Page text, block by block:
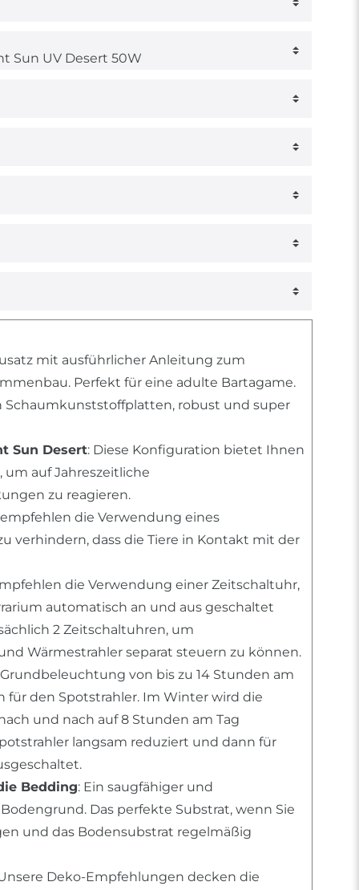
mit ausführlicher Anleitung zum
Perfekt für eine adulte Bartagame.
Schaumkunststoffplatten, robust und super
Sun Desert: Diese Konfiguration bietet Ihnen
auf Jahreszeitliche
zu reagieren.
die Verwendung eines
verhindern, dass die Tiere in Kontakt mit der
die Verwendung einer Zeitschaltuhr,
automatisch an und aus geschaltet
2 Zeitschaltuhren, um
Wärmestrahler separat steuern zu können.
von bis zu 14 Stunden am
für den Spotstrahler. Im Winter wird die
und nach auf 8 Stunden am Tag
langsam reduziert und dann für
Bedding: Ein saugfähiger und
Das perfekte Substrat, wenn Sie
und das Bodensubstrat regelmäßig
Deko-Empfehlungen decken die